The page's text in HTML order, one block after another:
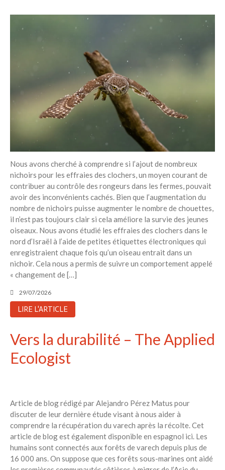
Nous avons cherché à comprendre si l’ajout de nombreux
nichoirs pour les effraies des clochers, un moyen courant de
contribuer au contrôle des rongeurs dans les fermes, pouvait
avoir des inconvénients cachés. Bien que l’augmentation du
nombre de nichoirs puisse augmenter le nombre de chouettes,
il n’est pas toujours clair si cela améliore la survie des jeunes
oiseaux. Nous avons étudié les effraies des clochers dans le
nord d’Israël à l’aide de petites étiquettes électroniques qui
enregistraient chaque fois qu’un oiseau entrait dans un
nichoir. Cela nous a permis de suivre un comportement appelé
« changement de […]
29/07/2026
LIRE L'ARTICLE
Vers la durabilité – The Applied
Ecologist
Article de blog rédigé par Alejandro Pérez Matus pour
discuter de leur dernière étude visant à nous aider à
comprendre la récupération du varech après la récolte. Cet
article de blog est également disponible en espagnol ici. Les
humains sont connectés aux forêts de varech depuis plus de
16 000 ans. On suppose que ces forêts sous-marines ont aidé